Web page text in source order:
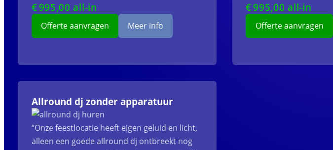
€995,00 all-in
Offerte aanvragen Meer info
€995,00 all-in
Offerte aanvragen
Allround dj zonder apparatuur
“Onze feestlocatie heeft eigen geluid en licht,
alleen een goede allround dj ontbreekt nog